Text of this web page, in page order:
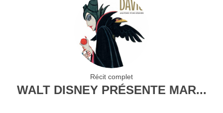
Récit complet
WALT DISNEY PRÉSENTE MAR...